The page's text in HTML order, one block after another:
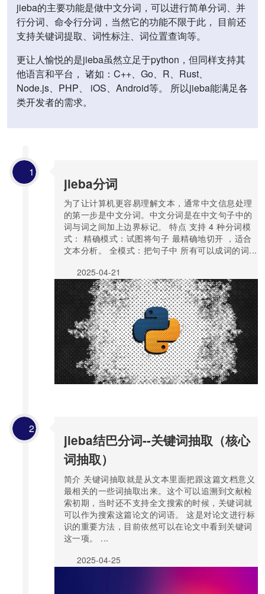
jieba的主要功能是做中文分词，可以进行简单分词、并
行分词、命令行分词，当然它的功能不限于此， 目前还
支持关键词提取、词性标注、词位置查询等。
更让人愉悦的是jieba虽然立足于python，但同样支持其
他语言和平台， 诸如：C++、Go、R、Rust、
Node.js、PHP、 iOS、Android等。 所以jieba能满足各
类开发者的需求。
1
jieba分词
为了让计算机更容易理解文本，通常中文信息处理
的第一步是中文分词。中文分词是在中文句子中的
词与词之间加上边界标记。 特点 支持 4 种分词模
式： 精确模式：试图将句子 最精确地切开 ，适合
文本分析。 全模式：把句子中 所有可以成词的词...
2025-04-21
2
jieba结巴分词--关键词抽取（核心
词抽取）
简介 关键词抽取就是从文本里面把跟这篇文档意义
最相关的一些词抽取出来。这个可以追溯到文献检
索初期，当时还不支持全文搜索的时候，关键词就
可以作为搜索这篇论文的词语。 这是对论文进行标
识的重要方法，目前依然可以在论文中看到关键词
这一项。 ...
2025-04-25